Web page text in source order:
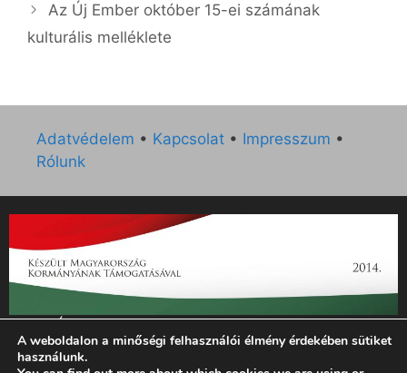
Az Új Ember október 15-ei számának
kulturális melléklete
Adatvédelem • Kapcsolat • Impresszum •
Rólunk
„Az Új Ember katolikus hetilap 2014. évi működésének
támogatását az EGYH-KCP-14-P-0121 sz. támogatási
szerződés keretében 3 000 000 Ft összegben támogatta az
A weboldalon a minőségi felhasználói élmény érdekében sütiket
használunk.